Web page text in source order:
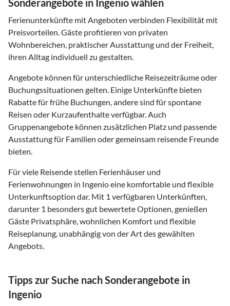
Sonderangebote in Ingenio wählen
Ferienunterkünfte mit Angeboten verbinden Flexibilität mit
Preisvorteilen. Gäste profitieren von privaten
Wohnbereichen, praktischer Ausstattung und der Freiheit,
ihren Alltag individuell zu gestalten.
Angebote können für unterschiedliche Reisezeiträume oder
Buchungssituationen gelten. Einige Unterkünfte bieten
Rabatte für frühe Buchungen, andere sind für spontane
Reisen oder Kurzaufenthalte verfügbar. Auch
Gruppenangebote können zusätzlichen Platz und passende
Ausstattung für Familien oder gemeinsam reisende Freunde
bieten.
Für viele Reisende stellen Ferienhäuser und
Ferienwohnungen in Ingenio eine komfortable und flexible
Unterkunftsoption dar. Mit 1 verfügbaren Unterkünften,
darunter 1 besonders gut bewertete Optionen, genießen
Gäste Privatsphäre, wohnlichen Komfort und flexible
Reiseplanung, unabhängig von der Art des gewählten
Angebots.
Tipps zur Suche nach Sonderangebote in
Ingenio